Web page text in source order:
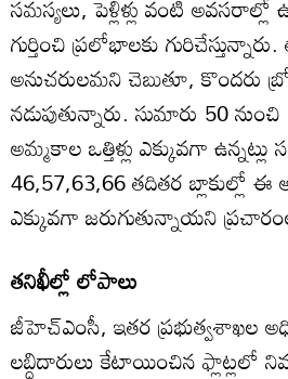
సమస్యలు, పెళ్లిళ్లు వంటి అవసరాల్లో
గుర్తించి ప్రలోభాలకు
అనుచరులమని చెబుతూ, కొందరు
నడుపుతున్నారు. సుమారు 50 నుంచి
అమ్మకాల ఒత్తిళ్లు ఎక్కువగా
46,57,63,66 తదితర బ్లాకుల్లో
ఎక్కువగా జరుగుతున్నాయని
తనిఖీల్లో లోపాలు
జీహెచ్‌ఎంసీ, ఇతర ప్రభుత్వశాఖల
లబ్ధిదారులు కేటాయించిన ఫ్లాట్లలో